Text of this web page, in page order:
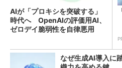
AIが「プロキシを突破する」
時代へ OpenAIの評価用AI、
ゼロデイ脆弱性を自律悪用
なぜ生成AI導入に